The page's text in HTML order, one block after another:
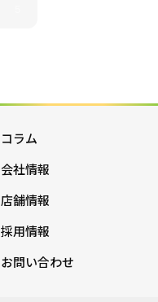
コラム
会社情報
店舗情報
採用情報
お問い合わせ